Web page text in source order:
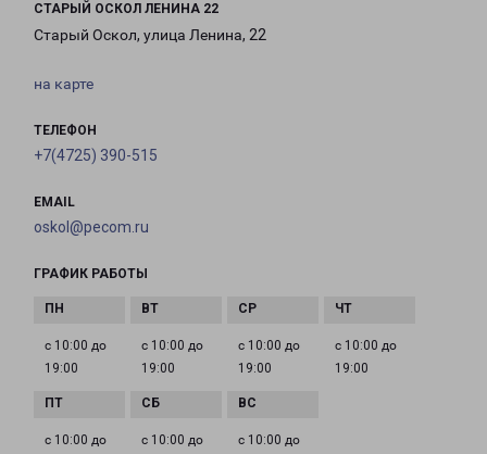
СТАРЫЙ ОСКОЛ ЛЕНИНА 22
Старый Оскол, улица Ленина, 22
на карте
ТЕЛЕФОН
+7(4725) 390-515
EMAIL
oskol@pecom.ru
ГРАФИК РАБОТЫ
с 10:00 до
19:00
с 10:00 до
19:00
с 10:00 до
19:00
с 10:00 до
19:00
с 10:00 до
с 10:00 до
с 10:00 до